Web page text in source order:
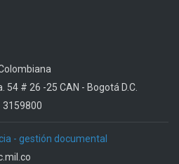
54 # 26 -25 CAN - Bogotá D.C.
3159800
- gestión documental